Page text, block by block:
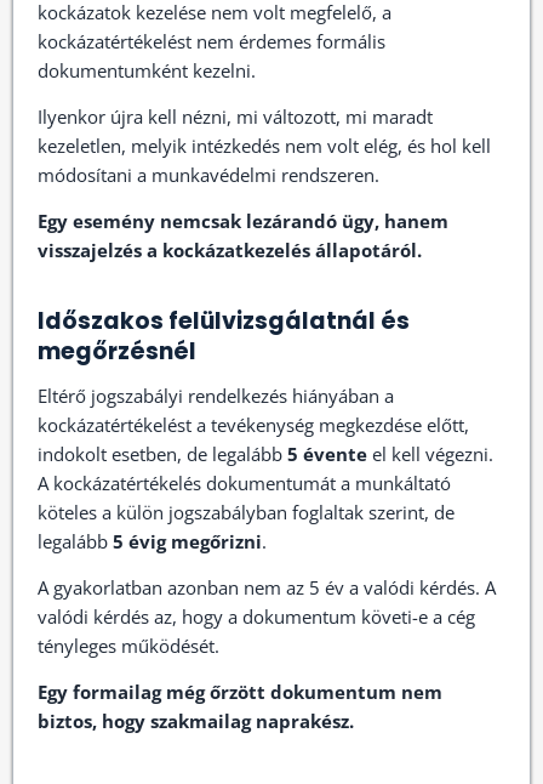
kockázatok kezelése nem volt megfelelő, a
kockázatértékelést nem érdemes formális
dokumentumként kezelni.
Ilyenkor újra kell nézni, mi változott, mi maradt
kezeletlen, melyik intézkedés nem volt elég, és hol kell
módosítani a munkavédelmi rendszeren.
Egy esemény nemcsak lezárandó ügy, hanem
visszajelzés a kockázatkezelés állapotáról.
Időszakos felülvizsgálatnál és
megőrzésnél
Eltérő jogszabályi rendelkezés hiányában a
kockázatértékelést a tevékenység megkezdése előtt,
indokolt esetben, de legalább 5 évente el kell végezni.
A kockázatértékelés dokumentumát a munkáltató
köteles a külön jogszabályban foglaltak szerint, de
legalább 5 évig megőrizni.
A gyakorlatban azonban nem az 5 év a valódi kérdés. A
valódi kérdés az, hogy a dokumentum követi-e a cég
tényleges működését.
Egy formailag még őrzött dokumentum nem
biztos, hogy szakmailag naprakész.